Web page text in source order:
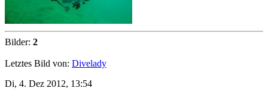
Bilder: 2
Letztes Bild von: Divelady
Di, 4. Dez 2012, 13:54